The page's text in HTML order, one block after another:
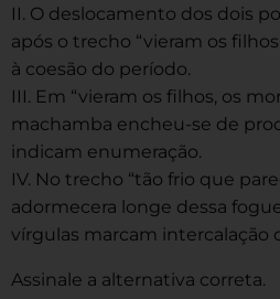
II. O deslocamento dos dois
após o trecho “vieram os
à coesão do período.
III. Em “vieram os filhos, os
machamba encheu-se de
indicam enumeração.
IV. No trecho “tão frio que
adormecera longe dessa
vírgulas marcam intercalação
Assinale a alternativa correta.